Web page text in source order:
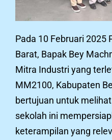
Pada 10 Februari 2025
Barat, Bapak Bey
Mitra Industri yang
MM2100, Kabupaten
bertujuan untuk
sekolah ini
keterampilan yang